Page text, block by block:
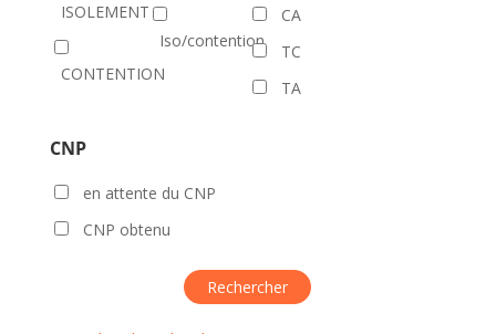
ISOLEMENT
CONTENTION
Iso/contention
CA
TC
TA
CNP
en attente du CNP
CNP obtenu